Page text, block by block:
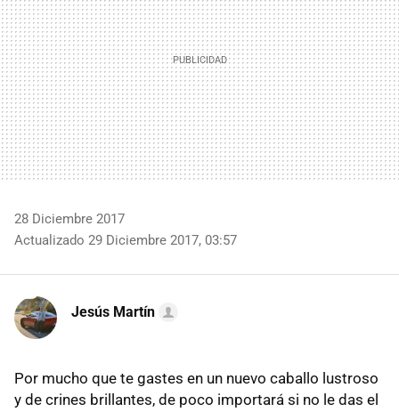
28 Diciembre 2017
Actualizado 29 Diciembre 2017, 03:57
Jesús Martín
Por mucho que te gastes en un nuevo caballo lustroso
y de crines brillantes, de poco importará si no le das el